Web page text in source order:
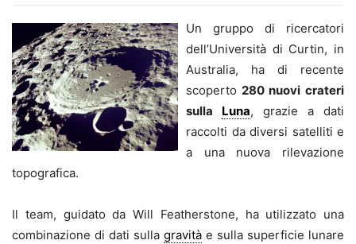
Un gruppo di ricercatori
dell’Università di Curtin, in
Australia, ha di recente
scoperto 280 nuovi crateri
sulla Luna, grazie a dati
raccolti da diversi satelliti e
a una nuova rilevazione
topografica.
Il team, guidato da Will Featherstone, ha utilizzato una
combinazione di dati sulla gravità e sulla superficie lunare